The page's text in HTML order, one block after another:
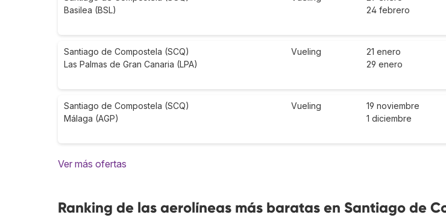
Basilea (BSL)
24 febrero
Santiago de Compostela (SCQ)
Las Palmas de Gran Canaria (LPA)
Vueling
21 enero
29 enero
Santiago de Compostela (SCQ)
Málaga (AGP)
Vueling
19 noviembre
1 diciembre
Ver más ofertas
Ranking de las aerolíneas más baratas en Santiago de